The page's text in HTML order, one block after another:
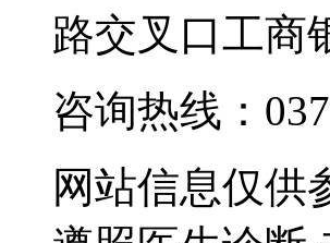
路交叉口工商
咨询热线：
网站信息仅供